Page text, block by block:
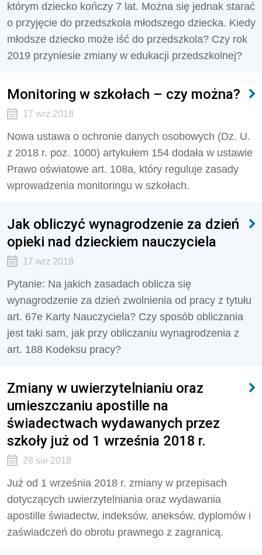
którym dziecko kończy 7 lat. Można się jednak starać
o przyjęcie do przedszkola młodszego dziecka. Kiedy
młodsze dziecko może iść do przedszkola? Czy rok
2019 przyniesie zmiany w edukacji przedszkolnej?
Monitoring w szkołach – czy można?
17 wrz 2018
Nowa ustawa o ochronie danych osobowych (Dz. U.
z 2018 r. poz. 1000) artykułem 154 dodała w ustawie
Prawo oświatowe art. 108a, który reguluje zasady
wprowadzenia monitoringu w szkołach.
Jak obliczyć wynagrodzenie za dzień
opieki nad dzieckiem nauczyciela
17 wrz 2018
Pytanie: Na jakich zasadach oblicza się
wynagrodzenie za dzień zwolnienia od pracy z tytułu
art. 67e Karty Nauczyciela? Czy sposób obliczania
jest taki sam, jak przy obliczaniu wynagrodzenia z
art. 188 Kodeksu pracy?
Zmiany w uwierzytelnianiu oraz
umieszczaniu apostille na
świadectwach wydawanych przez
szkoły już od 1 września 2018 r.
28 sie 2018
Już od 1 września 2018 r. zmiany w przepisach
dotyczących uwierzytelniania oraz wydawania
apostille świadectw, indeksów, aneksów, dyplomów i
zaświadczeń do obrotu prawnego z zagranicą.